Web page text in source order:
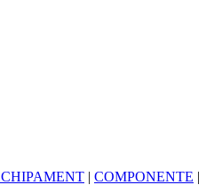
| COMPONENTE |